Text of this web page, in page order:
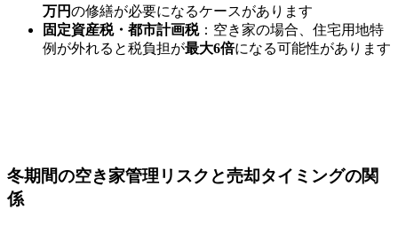
万円の修繕が必要になるケースがあります
固定資産税・都市計画税：空き家の場合、住宅用地特
例が外れると税負担が最大6倍になる可能性があります
冬期間の空き家管理リスクと売却タイミングの関
係